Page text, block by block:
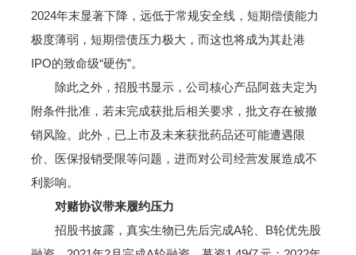
2024年末显著下降，远低于常规安全线，短期偿债能力
极度薄弱，短期偿债压力极大，而这也将成为其赴港
IPO的致命级“硬伤”。
除此之外，招股书显示，公司核心产品阿兹夫定为
附条件批准，若未完成获批后相关要求，批文存在被撤
销风险。此外，已上市及未来获批药品还可能遭遇限
价、医保报销受限等问题，进而对公司经营发展造成不
利影响。
对赌协议带来履约压力
招股书披露，真实生物已先后完成A轮、B轮优先股